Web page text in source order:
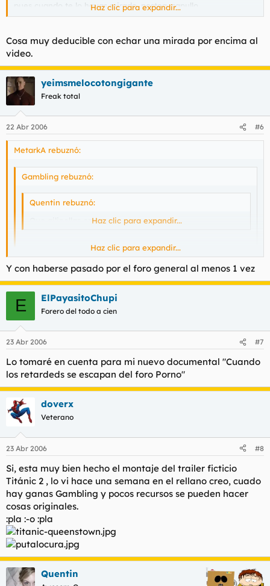
pues cuando te lo hayas mirado, postea, capullo.
Haz clic para expandir...
Cosa muy deducible con echar una mirada por encima al
video.
yeimsmelocotongigante
Freak total
22 Abr 2006 #6
MetarkA rebuznó:
Gambling rebuznó:
Quentin rebuznó:
Que gilipollas eres.Haz clic para expandir...
acaso te has mirado el trailer, imbecil?
pues cuando te lo hayas mirado, postea, capullo.
Y si no es cierto y es falso, pues lo pones
Haz clic para expandir...
Cosa muy deducible con echar una mirada por encima al
video.
Haz clic para expandir...
Y con haberse pasado por el foro general al menos 1 vez
E ElPayasitoChupi
Forero del todo a cien
23 Abr 2006 #7
Lo tomaré en cuenta para mi nuevo documental "Cuando
los retardeds se escapan del foro Porno"
doverx
Veterano
23 Abr 2006 #8
Si, esta muy bien hecho el montaje del trailer ficticio
Titánic 2 , lo vi hace una semana en el rellano creo, cuado
hay ganas Gambling y pocos recursos se pueden hacer
cosas originales.
:pla :-o :pla
Quentin